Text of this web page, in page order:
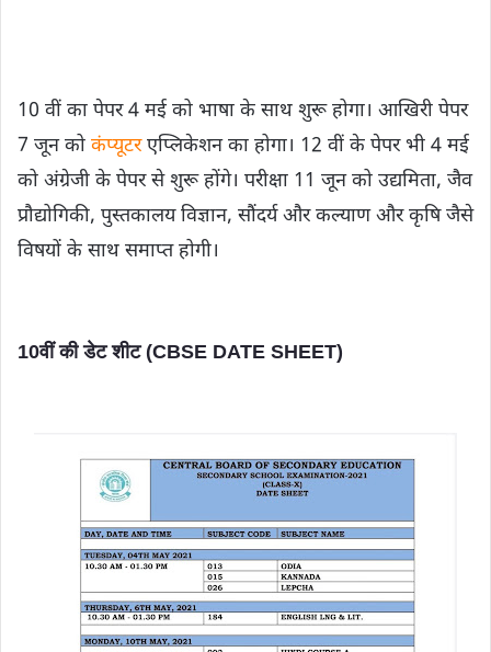
10 वीं का पेपर 4 मई को भाषा के साथ शुरू होगा। आखिरी पेपर
7 जून को कंप्यूटरएप्लिकेशन का होगा। 12 वीं के पेपर भी 4 मई
को अंग्रेजी के पेपर से शुरू होंगे। परीक्षा 11 जून को उद्यमिता, जैव
प्रौद्योगिकी, पुस्तकालय विज्ञान, सौंदर्य और कल्याण और कृषि जैसे
विषयों के साथ समाप्त होगी।
10वीं की डेट शीट (CBSE DATE SHEET)